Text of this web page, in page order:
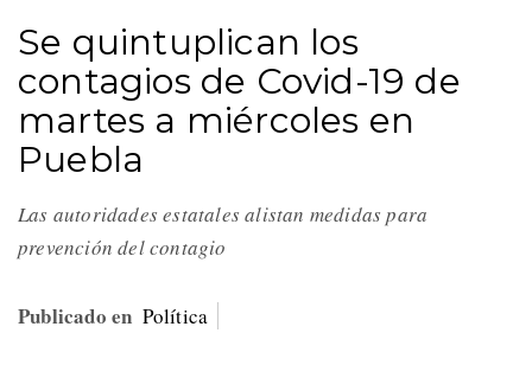
Se quintuplican los
contagios de Covid-19 de
martes a miércoles en
Puebla
Las autoridades estatales alistan medidas para
prevención del contagio
Publicado en Política